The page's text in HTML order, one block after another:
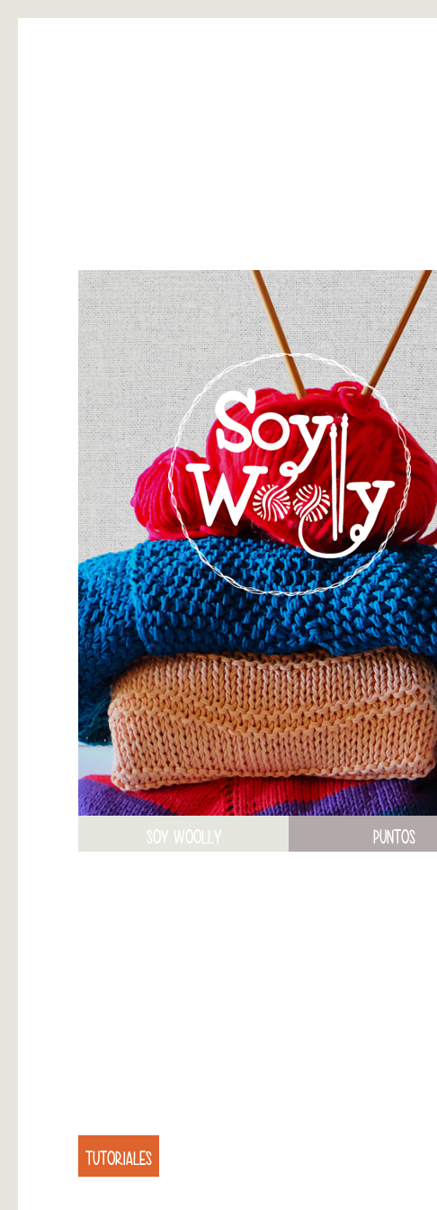
SOY WOOLLY PUNTOS
TUTORIALES